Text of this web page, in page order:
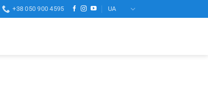
+38 050 900 4595 UA